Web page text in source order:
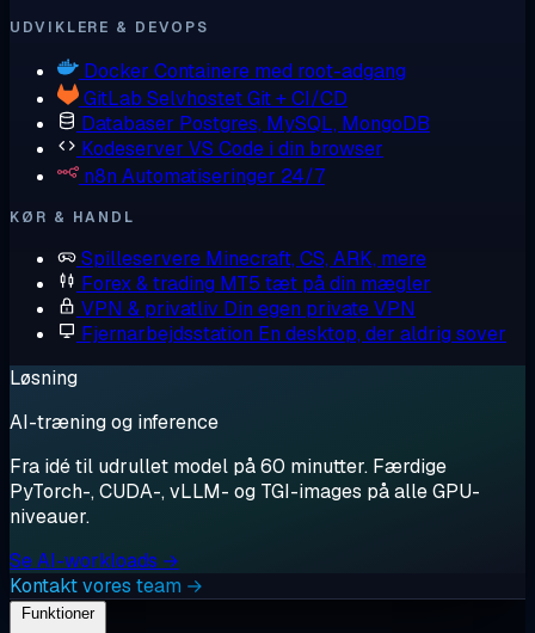
UDVIKLERE & DEVOPS
Docker Containere med root-adgang
GitLab Selvhostet Git + CI/CD
Databaser Postgres, MySQL, MongoDB
Kodeserver VS Code i din browser
n8n Automatiseringer 24/7
KØR & HANDL
Spilleservere Minecraft, CS, ARK, mere
Forex & trading MT5 tæt på din mægler
VPN & privatliv Din egen private VPN
Fjernarbejdsstation En desktop, der aldrig sover
Løsning
AI-træning og inference
Fra idé til udrullet model på 60 minutter. Færdige
PyTorch-, CUDA-, vLLM- og TGI-images på alle GPU-
niveauer.
Se AI-workloads →
Kontakt vores team →
Funktioner